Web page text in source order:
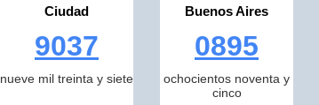
Ciudad
9037
nueve mil treinta y siete
Buenos Aires
0895
ochocientos noventa y
cinco